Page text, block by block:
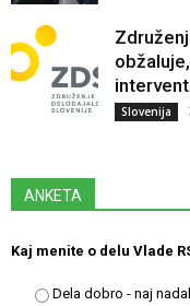
Slovenija
ANKETA
Kaj menite o delu Vlade
Dela dobro - naj